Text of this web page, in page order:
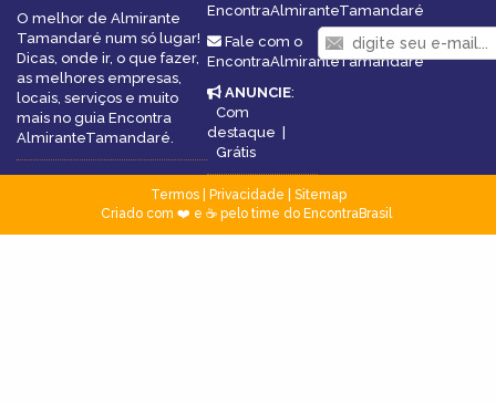
O melhor de Almirante
Tamandaré num só lugar!
Dicas, onde ir, o que fazer,
as melhores empresas,
locais, serviços e muito
mais no guia Encontra
AlmiranteTamandaré.
EncontraAlmiranteTamandaré
Fale com o
EncontraAlmiranteTamandaré
ANUNCIE:
Com
destaque |
Grátis
Termos| Privacidade
Sitemap
Criado com ❤️ e ☕ pelo time do EncontraBrasil